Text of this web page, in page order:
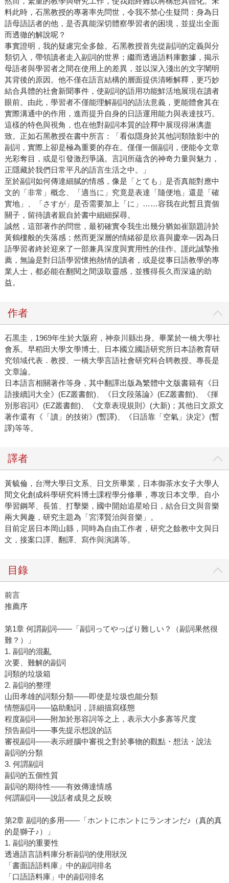
料此時，石黑教授的專著率先問世，令我不禁心生疑問：身為日
語母語話者的他，是否真能深切體察學習者的困境，並提出全面
而透徹的解說呢？
事實證明，我的疑慮完全多餘。石黑教授首先從副詞的定義與分
類切入，帶領讀者走入副詞的世界；繼而透過語料庫數據，揭示
母語者與學習者之間在使用上的差異，並以深入淺出的文字闡明
其背後的原因。他不僅在語言結構的層面提供清晰解釋，更巧妙
結合具體的社會新聞事件，使副詞的語用功能鮮活地展現在讀者
眼前。由此，學習者不僅能理解副詞的語法意義，更能體會其在
實際溝通中的作用，進而提升自身的日語運用能力與表達技巧。
這樣的特色與視角，也在他對副詞本質的詮釋中展現得淋漓盡
致。正如石黑教授在書中所言：「看似隱身於其他詞類陰影中的
副詞，實際上卻是極為重要的存在。僅僅一個副詞，便能令文章
光彩奪目，或是引發激烈爭議。言詞所蘊含的神奇力量與魅力，
正隱藏於我們日常平凡的語言生活之中。」
至於副詞如何傳達細膩的情感，像是「とても」是否真能對應中
文的「非常」概念、「適当に」究竟是表達「隨便地」還是「確
實地」、「さすが」是否需要加上「に」……容我在此暫且賣個
關子，留待讀者親自於書中細細探尋。
誠然，這部著作的問世，最初確實令我生出幾分猶如崔顥題詩於
黃鶴樓般的失落感；然而更深層的情緒卻是欣喜與慶幸—因為日
語學習者終於迎來了一部兼具深度與實用性的佳作。謹此誠摯推
薦，無論是對日語學習懷抱熱情的讀者，或是從事日語教學的專
業人士，都必能在翻閱之間汲取靈感，並獲得長久而深遠的助
益。
作者
石黒圭，1969年生於大阪府，神奈川縣出身。畢業於一橋大學社
會系。早稻田大學文學博士。日本國立國語研究所日本語教育研
究領域代表．教授、一橋大學言語社會研究科合聘教授。專長是
文章論。
日本語言相關著作等身，其中翻譯出版為繁體中文版書籍有《日
語接續詞大全》(EZ叢書館)、《日文段落論》(EZ叢書館)、《揮
別形容詞》(EZ叢書館)、《文章表現規則》(大新)；其他日文原文
著作還有《「讀」的技術》(暫譯)、《日語靠「空氣」決定》(暫
譯)等等。
譯者
黃毓倫，台灣大學日文系、日文所畢業，日本御茶水女子大學人
間文化創成科學研究科博士課程學分修畢，專攻日本文學。自小
學習鋼琴、長笛、打擊樂，國中開始追星哈日，結合日文與音樂
兩大興趣，研究主題為「宮澤賢治與音樂」。
目前定居日本岡山縣，同時為自由工作者，研究之餘教中文與日
文，接案口譯、翻譯、寫作與演講等。
目錄
前言
推薦序
第1章 何謂副詞――「副詞ってやっぱり難しい？（副詞果然很
難？）」
1. 副詞的混亂
次要、難解的副詞
詞類的垃圾箱
2. 副詞的整理
山田孝雄的詞類分類――即使是垃圾也能分類
情態副詞――協助動詞，詳細描寫樣態
程度副詞――附加於形容詞等之上，表示大小多寡等尺度
預告副詞――事先提示想說的話
審視副詞――表示經腦中審視之對於事物的觀點・想法・說法
副詞的分類
3. 何謂副詞
副詞的五個性質
副詞的期待性――有效傳達情感
何謂副詞――說話者成見之反映
第2章 副詞的多用――「ホントにホントにランオンだ♪（真的真
的是獅子♪）」
1. 副詞的重要性
透過語言語料庫分析副詞的使用狀況
「書面語語料庫」中的副詞排名
「口語語料庫」中的副詞排名